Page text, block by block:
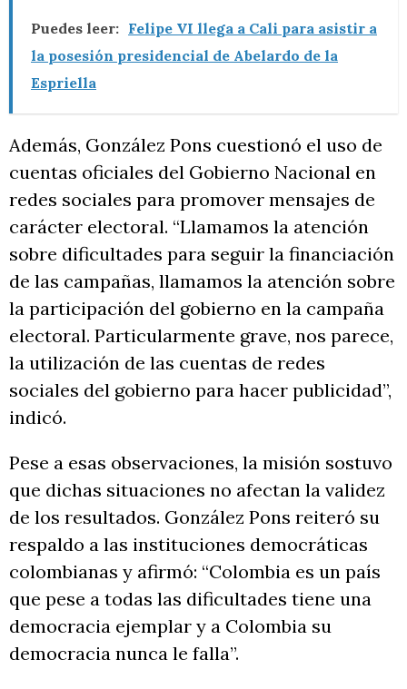
Puedes leer: Felipe VI llega a Cali para asistir a
la posesión presidencial de Abelardo de la
Espriella
Además, González Pons cuestionó el uso de
cuentas oficiales del Gobierno Nacional en
redes sociales para promover mensajes de
carácter electoral. “Llamamos la atención
sobre dificultades para seguir la financiación
de las campañas, llamamos la atención sobre
la participación del gobierno en la campaña
electoral. Particularmente grave, nos parece,
la utilización de las cuentas de redes
sociales del gobierno para hacer publicidad”,
indicó.
Pese a esas observaciones, la misión sostuvo
que dichas situaciones no afectan la validez
de los resultados. González Pons reiteró su
respaldo a las instituciones democráticas
colombianas y afirmó: “Colombia es un país
que pese a todas las dificultades tiene una
democracia ejemplar y a Colombia su
democracia nunca le falla”.